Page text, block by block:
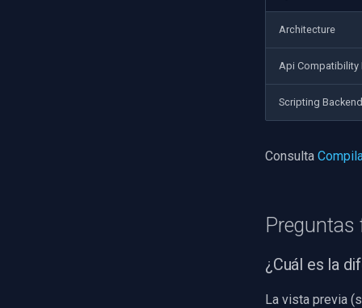
Architecture
Api Compatibility
Scripting Backend
Consulta
Preguntas
¿Cuál es la
La vista previa